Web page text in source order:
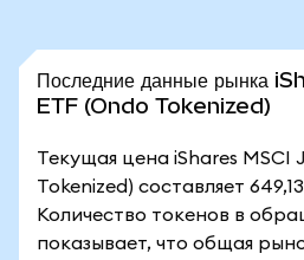
Последние данные рынка
ETF (Ondo Tokenized)
Текущая цена iShares MSCI
Tokenized) составляет
Количество токенов в
показывает, что общая